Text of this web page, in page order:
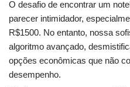
O desafio de encontrar um
parecer intimidador,
R$1500. No entanto, nossa
algoritmo avançado,
opções econômicas que não
desempenho.